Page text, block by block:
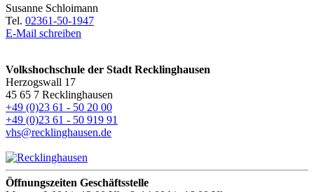
Susanne Schloimann
Tel. 02361-50-1947
E-Mail schreiben
Volkshochschule der Stadt Recklinghausen
Herzogswall 17
45 65 7 Recklinghausen
+49 (0)23 61 - 50 20 00
+49 (0)23 61 - 50 919 91
vhs@recklinghausen.de
Öffnungszeiten Geschäftsstelle